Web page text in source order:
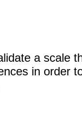
a scale
in order